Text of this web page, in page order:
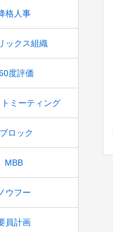
格人事
ックス組織
度評価
ミーティング
ロック
MBB
ノウフー
員計画